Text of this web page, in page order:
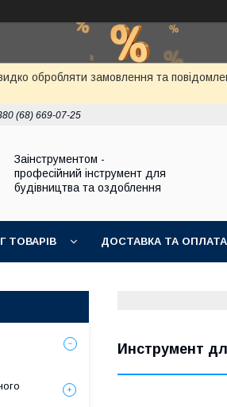
обробляти замовлення та
(68) 669-07-25
Заінструментом -
професійний інструмент для
будівництва та оздоблення
ТОВАРІВ ДОСТАВКА ТА ОПЛАТА
Инструмент